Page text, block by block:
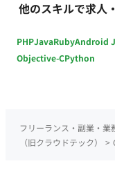
他のスキルで求人
PHPJavaRubyAndroid
Objective-CPython
フリーランス・副業・
（旧クラウドテック）
>